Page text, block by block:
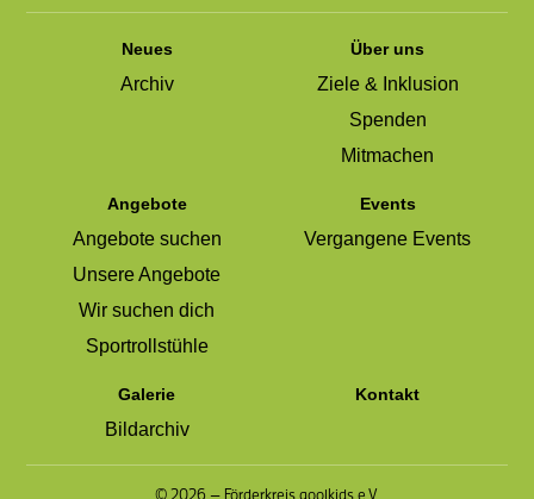
Neues
Archiv
Über uns
Ziele & Inklusion
Spenden
Mitmachen
Angebote
Angebote suchen
Unsere Angebote
Wir suchen dich
Sportrollstühle
Events
Vergangene Events
Galerie
Bildarchiv
Kontakt
© 2026 — Förderkreis goolkids e.V.